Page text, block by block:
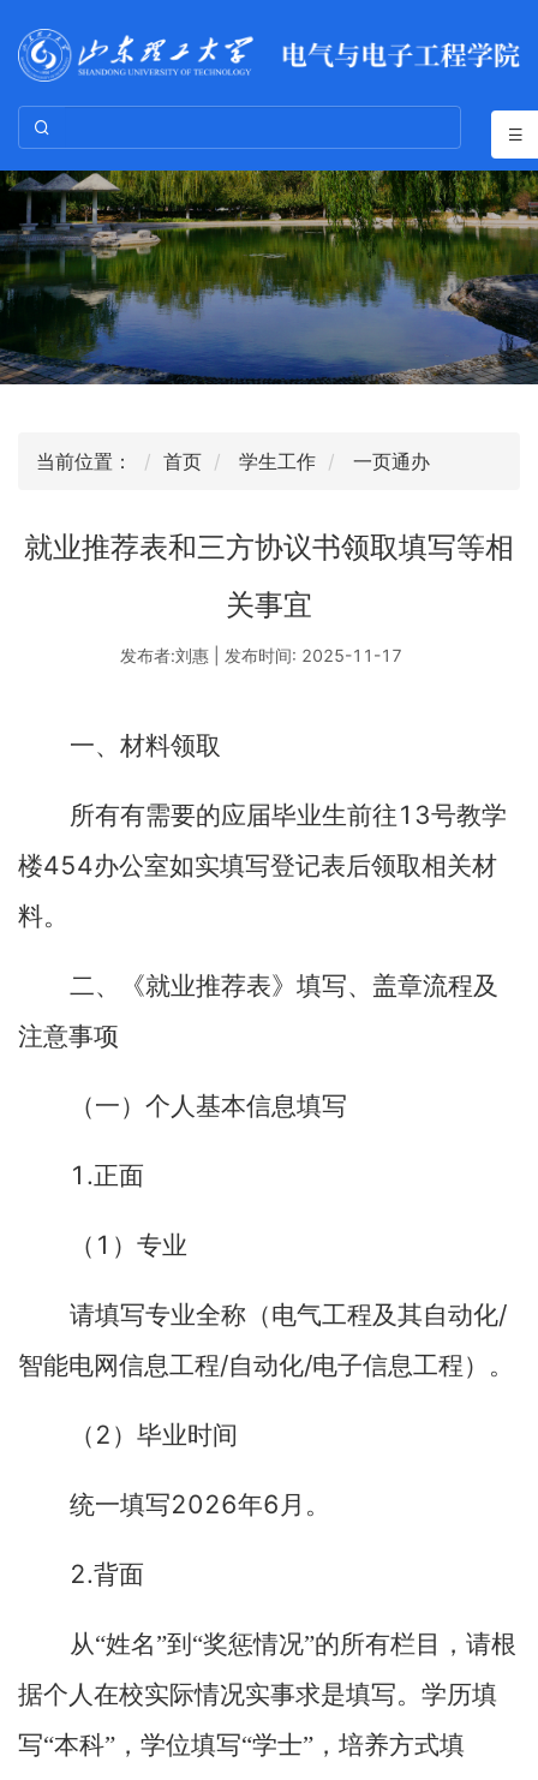
当前位置： 首页 学生工作 一页通办
就业推荐表和三方协议书领取填写等相
关事宜
发布者:刘惠 | 发布时间: 2025-11-17
一、材料领取
所有有需要的应届毕业生前往13号教学
楼454办公室如实填写登记表后领取相关材
料。
二、《就业推荐表》填写、盖章流程及
注意事项
（一）个人基本信息填写
1.正面
（ 1 ）专业
请填写专业全称（电气工程及其自动化/
智能电网信息工程/自动化/电子信息工程）。
（ 2 ）毕业时间
统一填写2026年6 月。
2.背面
从“姓名”到“奖惩情况”的所有栏目，请根
据个人在校实际情况实事求是填写。学历填
写“本科” ，学位填写“学士” ，培养方式填